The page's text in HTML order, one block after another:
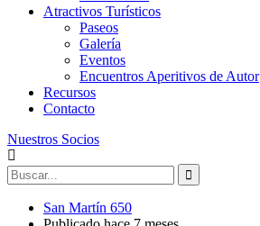
Atractivos Turísticos
Paseos
Galería
Eventos
Encuentros Aperitivos de Autor
Recursos
Contacto
Nuestros Socios
San Martín 650